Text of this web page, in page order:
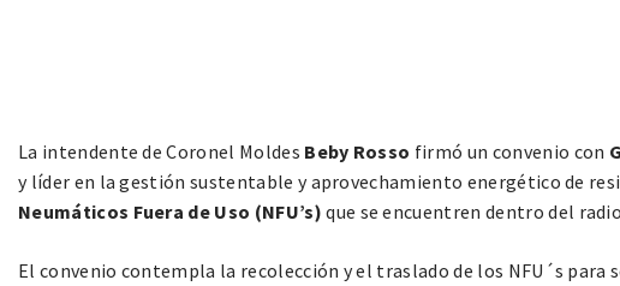
La intendente de Coronel Moldes Beby Rosso firmó un convenio con
y líder en la gestión sustentable y aprovechamiento energético de
Neumáticos Fuera de Uso (NFU’s)que se encuentren dentro del
El convenio contempla la recolección y el traslado de los NFU´s para